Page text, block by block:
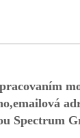
Spectrum